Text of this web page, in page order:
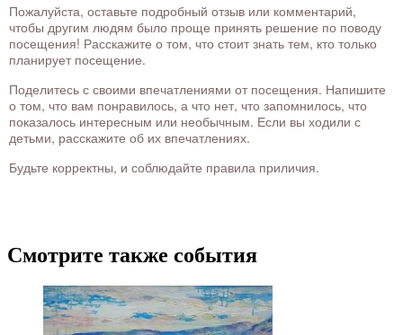
Пожалуйста, оставьте подробный отзыв или комментарий,
чтобы другим людям было проще принять решение по поводу
посещения! Расскажите о том, что стоит знать тем, кто только
планирует посещение.
Поделитесь с своими впечатлениями от посещения. Напишите
о том, что вам понравилось, а что нет, что запомнилось, что
показалось интересным или необычным. Если вы ходили с
детьми, расскажите об их впечатлениях.
Будьте корректны, и соблюдайте правила приличия.
Смотрите также события